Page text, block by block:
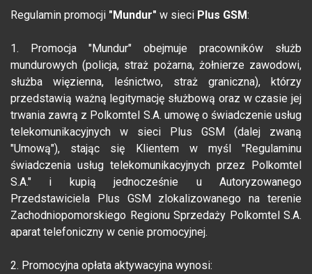
Regulamin promocji "Mundur" w sieci Plus GSM:
1. Promocja "Mundur" obejmuje pracowników służb
mundurowych (policja, straż pożarna, żołnierze zawodowi,
służba więzienna, leśnictwo, straż graniczna), którzy
przedstawią ważną legitymację służbową oraz w czasie jej
trwania zawrą z Polkomtel S.A. umowę o świadczenie usług
telekomunikacyjnych w sieci Plus GSM (dalej zwaną
"Umową"), stając się Klientem w myśl "Regulaminu
świadczenia usług telekomunikacyjnych przez Polkomtel
S.A." i kupią jednocześnie u Autoryzowanego
Przedstawiciela Plus GSM zlokalizowanego na terenie
Zachodniopomorskiego Regionu Sprzedaży Polkomtel S.A.
aparat telefoniczny w cenie promocyjnej.
2. Promocyjna opłata aktywacyjna wynosi: